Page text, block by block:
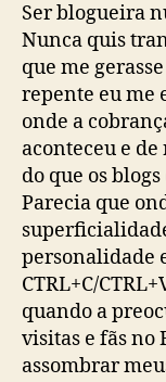
Ser blogueira
Nunca quis
que me
repente eu me
onde a
aconteceu e
do que os
Parecia que
personalidade
CTRL+C/
quando a
visitas e fãs no
assombrar